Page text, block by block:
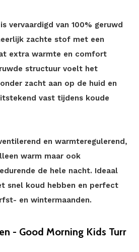
vervaardigd van 100% geruwd
zachte stof met een
extra warmte en comfort
structuur voelt het
zacht aan op de huid en
vast tijdens koude
en warmteregulerend,
warm maar ook
de hele nacht. Ideaal
snel koud hebben en perfect
en wintermaanden.
- Good Morning Kids Turr